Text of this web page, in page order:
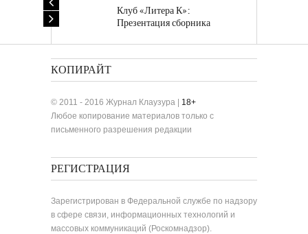
Клуб «Литера К»:
Презентация сборника
КОПИРАЙТ
© 2011 - 2016 Журнал Клаузура | 18+
Любое копирование материалов только с
письменного разрешения редакции
РЕГИСТРАЦИЯ
Зарегистрирован в Федеральной службе по надзору
в сфере связи, информационных технологий и
массовых коммуникаций (Роскомнадзор).